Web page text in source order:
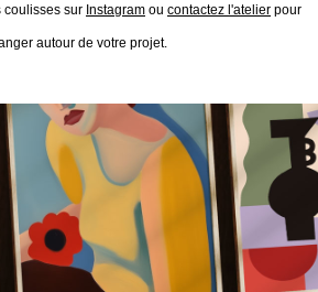
coulisses sur Instagram ou contactez l'atelier pour
autour de votre projet.